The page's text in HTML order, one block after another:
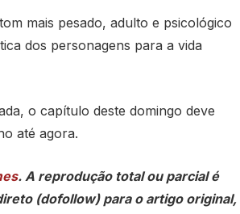
mais pesado, adulto e psicológico
dos personagens para a vida
o capítulo deste domingo deve
até agora.
. A reprodução total ou parcial é
(dofollow) para o artigo original,